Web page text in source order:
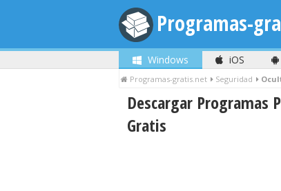
Programas-
Windows iOS
Programas-gratis.net Seguridad
Descargar Programas
Gratis